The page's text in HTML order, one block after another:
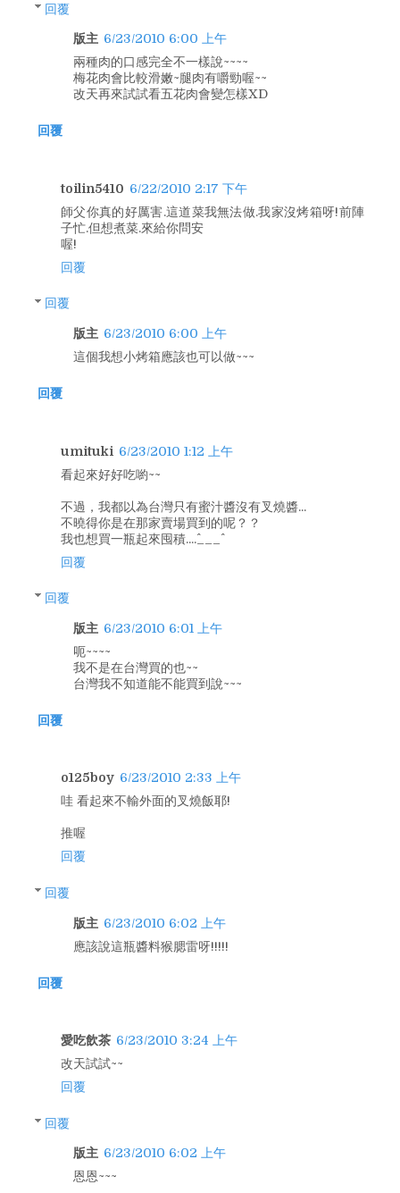
回覆
版主 6/23/2010 6:00 上午
兩種肉的口感完全不一樣說~~~~
梅花肉會比較滑嫩~腿肉有嚼勁喔~~
改天再來試試看五花肉會變怎樣XD
回覆
toilin5410 6/22/2010 2:17 下午
師父你真的好厲害.這道菜我無法做.我家沒烤箱呀!前陣
子忙.但想煮菜.來給你問安
喔!
回覆
回覆
版主 6/23/2010 6:00 上午
這個我想小烤箱應該也可以做~~~
回覆
umituki 6/23/2010 1:12 上午
看起來好好吃喲~~
不過，我都以為台灣只有蜜汁醬沒有叉燒醬...
不曉得你是在那家賣場買到的呢？？
我也想買一瓶起來囤積....^___^
回覆
回覆
版主 6/23/2010 6:01 上午
呃~~~~
我不是在台灣買的也~~
台灣我不知道能不能買到說~~~
回覆
o125boy 6/23/2010 2:33 上午
哇 看起來不輸外面的叉燒飯耶!
推喔
回覆
回覆
版主 6/23/2010 6:02 上午
應該說這瓶醬料猴腮雷呀!!!!!
回覆
愛吃飲茶 6/23/2010 3:24 上午
改天試試~~
回覆
回覆
版主 6/23/2010 6:02 上午
恩恩~~~